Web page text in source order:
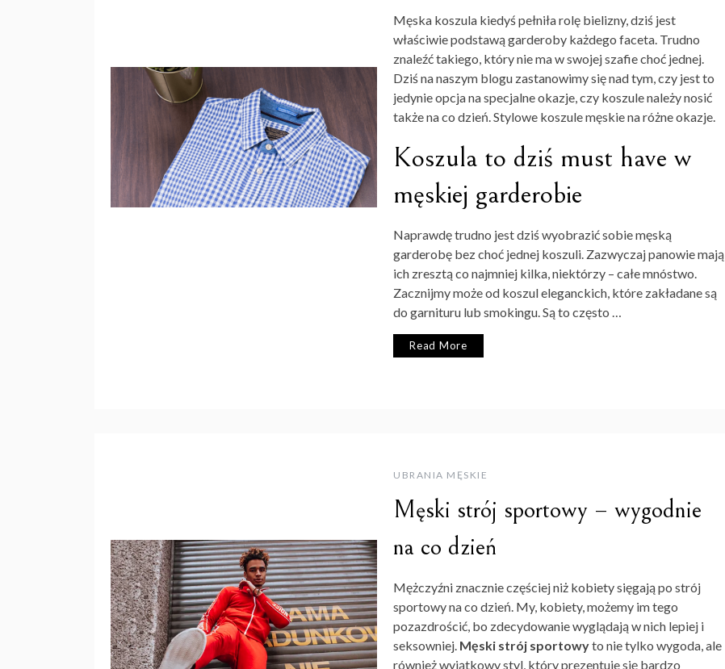
Męska koszula kiedyś pełniła rolę bielizny, dziś jest
właściwie podstawą garderoby każdego faceta. Trudno
znaleźć takiego, który nie ma w swojej szafie choć jednej.
Dziś na naszym blogu zastanowimy się nad tym, czy jest to
jedynie opcja na specjalne okazje, czy koszule należy nosić
także na co dzień. Stylowe koszule męskie na różne okazje.
Koszula to dziś must have w
męskiej garderobie
Naprawdę trudno jest dziś wyobrazić sobie męską
garderobę bez choć jednej koszuli. Zazwyczaj panowie mają
ich zresztą co najmniej kilka, niektórzy – całe mnóstwo.
Zacznijmy może od koszul eleganckich, które zakładane są
do garnituru lub smokingu. Są to często …
Read More
UBRANIA MĘSKIE
Męski strój sportowy – wygodnie
na co dzień
Mężczyźni znacznie częściej niż kobiety sięgają po strój
sportowy na co dzień. My, kobiety, możemy im tego
pozazdrościć, bo zdecydowanie wyglądają w nich lepiej i
seksowniej. Męski strój sportowyto nie tylko wygoda, ale
również wyjątkowy styl, który prezentuje się bardzo